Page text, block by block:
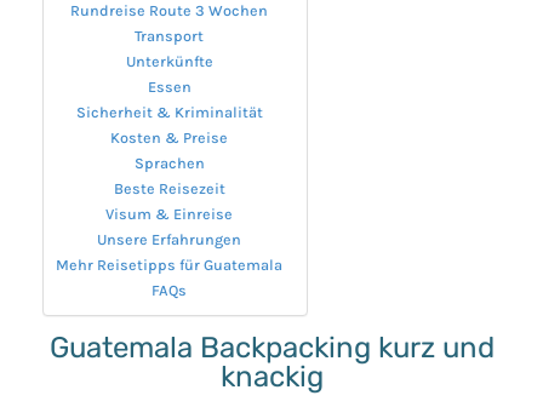
Rundreise Route 3 Wochen
Transport
Unterkünfte
Essen
Sicherheit & Kriminalität
Kosten & Preise
Sprachen
Beste Reisezeit
Visum & Einreise
Unsere Erfahrungen
Mehr Reisetipps für Guatemala
FAQs
Guatemala Backpacking kurz und
knackig